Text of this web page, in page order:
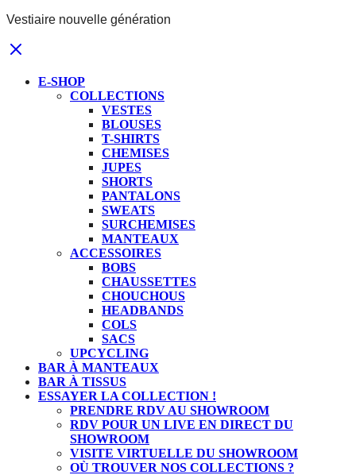
Vestiaire nouvelle génération
E-SHOP
COLLECTIONS
VESTES
BLOUSES
T-SHIRTS
CHEMISES
JUPES
SHORTS
PANTALONS
SWEATS
SURCHEMISES
MANTEAUX
ACCESSOIRES
BOBS
CHAUSSETTES
CHOUCHOUS
HEADBANDS
COLS
SACS
UPCYCLING
BAR À MANTEAUX
BAR À TISSUS
ESSAYER LA COLLECTION !
PRENDRE RDV AU SHOWROOM
RDV POUR UN LIVE EN DIRECT DU
SHOWROOM
VISITE VIRTUELLE DU SHOWROOM
OÙ TROUVER NOS COLLECTIONS ?